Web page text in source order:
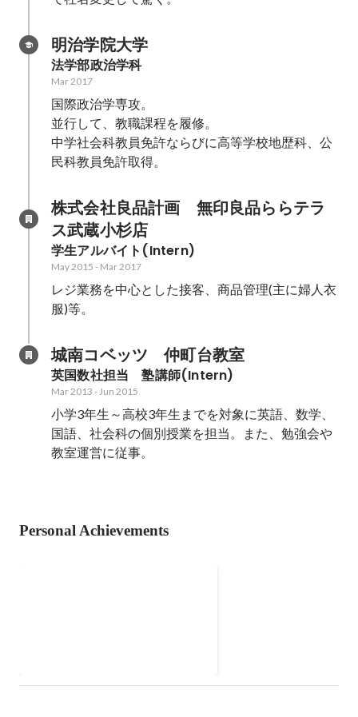
明治学院大学
法学部政治学科
Mar 2017
国際政治学専攻。
並行して、教職課程を履修。
中学社会科教員免許ならびに高等学校地歴科、公
民科教員免許取得。
株式会社良品計画　無印良品ららテラ
ス武蔵小杉店
学生アルバイト(Intern)
May 2015 - Mar 2017
レジ業務を中心とした接客、商品管理(主に婦人衣
服)等。
城南コベッツ　仲町台教室
英国数社担当　塾講師(Intern)
Mar 2013 - Jun 2015
小学3年生～高校3年生までを対象に英語、数学、
国語、社会科の個別授業を担当。また、勉強会や
教室運営に従事。
Personal Achievements
一般開館をスタート。